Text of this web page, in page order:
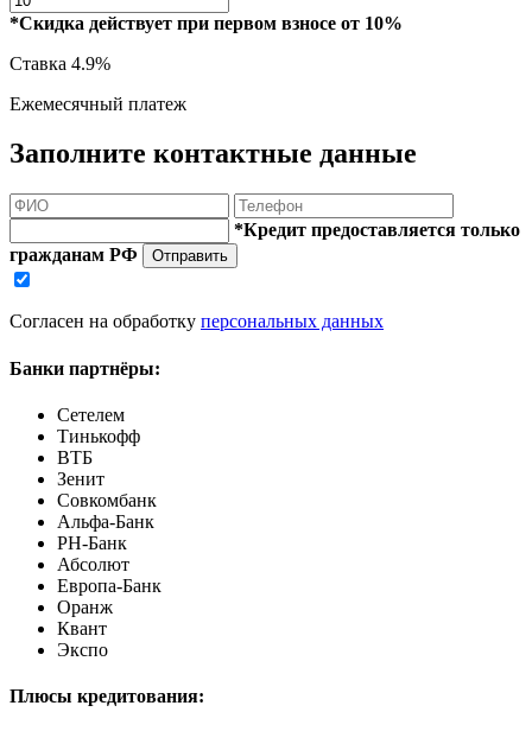
*Скидка действует при первом взносе от 10%
Ставка 4.9%
Ежемесячный платеж
Заполните контактные данные
*Кредит предоставляется только
гражданам РФ
Отправить
Согласен на обработку персональных данных
Банки партнёры:
Сетелем
Тинькофф
ВТБ
Зенит
Совкомбанк
Альфа-Банк
РН-Банк
Абсолют
Европа-Банк
Оранж
Квант
Экспо
Плюсы кредитования: